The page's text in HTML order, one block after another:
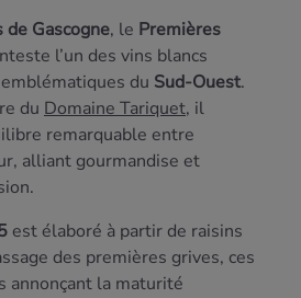
de Gascogne, le Premières
l’un des vins blancs
du Sud-Ouest.
du Domaine Tariquet, il
remarquable entre
alliant gourmandise et
est élaboré à partir de raisins
des premières grives, ces
annonçant la maturité